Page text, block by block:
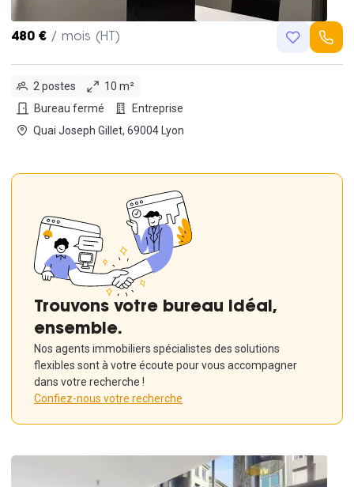
480 € / mois (HT)
2 postes
10 m²
Bureau fermé
Entreprise
Quai Joseph Gillet, 69004 Lyon
Trouvons votre bureau idéal,
ensemble.
Nos agents immobiliers spécialistes des solutions
flexibles sont à votre écoute pour vous accompagner
dans votre recherche !
Confiez-nous votre recherche